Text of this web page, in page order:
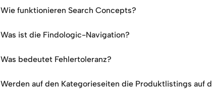
Wie funktionieren Search Concepts?
Was ist die Findologic-Navigation?
Was bedeutet Fehlertoleranz?
Werden auf den Kategorieseiten die Produktlistings auf